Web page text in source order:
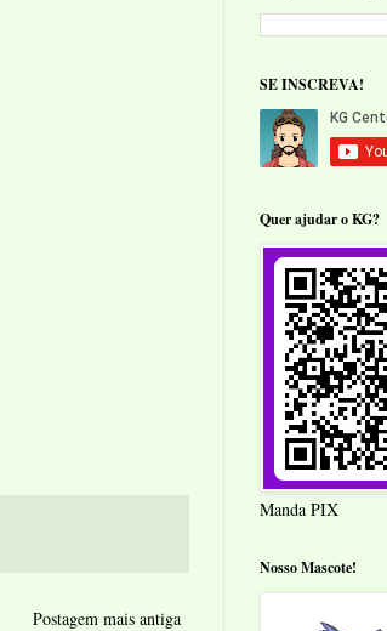
Postagem mais antiga
SE INSCREVA!
Quer ajudar o KG?
Manda PIX
Nosso Mascote!